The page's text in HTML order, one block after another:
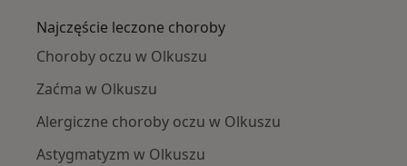
Najczęście leczone choroby
Choroby oczu w Olkuszu
Zaćma w Olkuszu
Alergiczne choroby oczu w Olkuszu
Astygmatyzm w Olkuszu